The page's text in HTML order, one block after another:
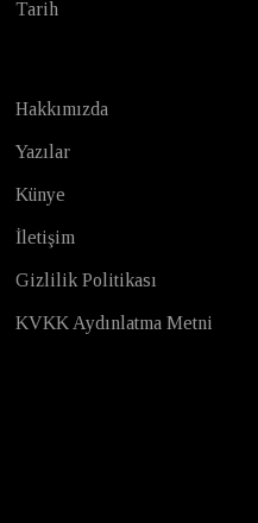
Tarih
Hakkımızda
Yazılar
Künye
İletişim
Gizlilik Politikası
KVKK Aydınlatma Metni